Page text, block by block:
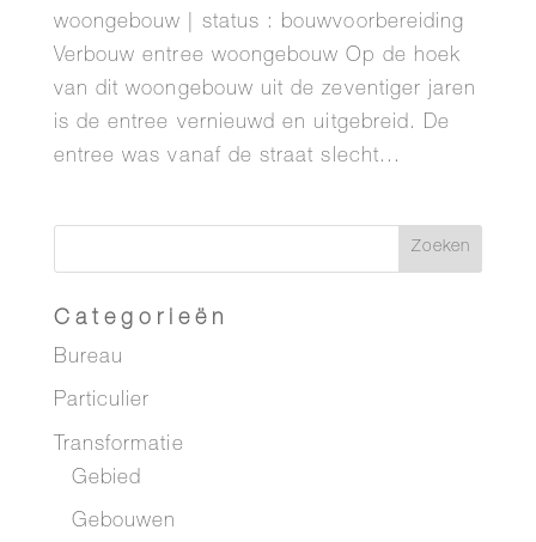
woongebouw | status : bouwvoorbereiding
Verbouw entree woongebouw Op de hoek
van dit woongebouw uit de zeventiger jaren
is de entree vernieuwd en uitgebreid. De
entree was vanaf de straat slecht...
Categorieën
Bureau
Particulier
Transformatie
Gebied
Gebouwen